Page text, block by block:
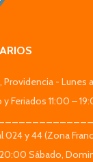
Providencia - Lunes
Feriados 11:00 –
024 y 44 (Zona
Sábado,